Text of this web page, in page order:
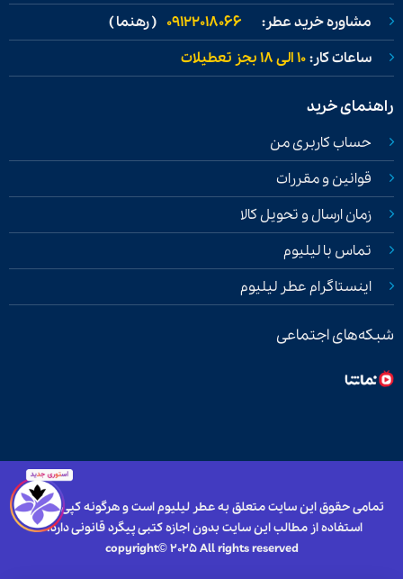
مشاوره خرید عطر: 09122018066 ( رهنما )
ساعات کار:۱۰ الی ۱۸ بجز تعطیلات
راهنمای خرید
حساب کاربری من
قوانین و مقررات
زمان ارسال و تحویل کالا
تماس با لیلیوم
اینستاگرام عطر لیلیوم
شبکه‌های اجتماعی
تمامی حقوق این سایت متعلق به عطر لیلیوم است و هرگونه کپی برداری و
استفاده از مطالب این سایت بدون اجازه کتبی پیگرد قانونی دارد.
copyright© 2025 All rights reserved